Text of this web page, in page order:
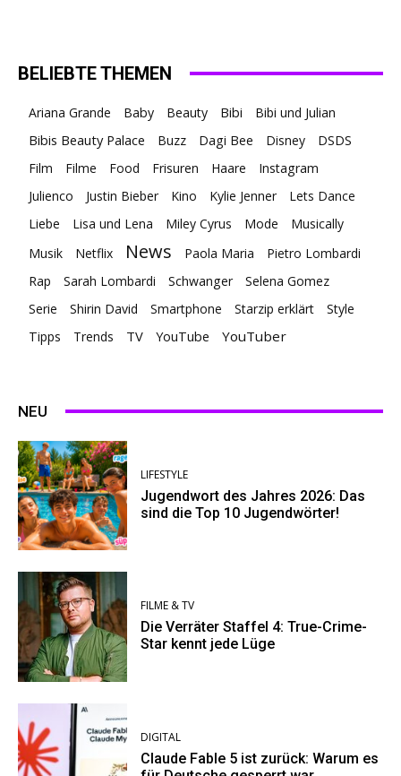
BELIEBTE THEMEN
Ariana Grande Baby Beauty Bibi Bibi und Julian
Bibis Beauty Palace Buzz Dagi Bee Disney
DSDS
Film
Filme Food Frisuren Haare
Instagram
Julienco
Justin Bieber Kino Kylie Jenner
Lets Dance
Liebe
Lisa und Lena Miley Cyrus Mode
Musically
Musik
Netflix News Paola Maria
Pietro Lombardi
Rap
Sarah Lombardi Schwanger
Selena Gomez
Serie
Shirin David Smartphone Starzip erklärt
Style
Tipps
Trends TV YouTube YouTuber
NEU
LIFESTYLE
Jugendwort des Jahres 2026: Das
sind die Top 10 Jugendwörter!
FILME & TV
Die Verräter Staffel 4: True-Crime-
Star kennt jede Lüge
DIGITAL
Claude Fable 5 ist zurück: Warum es